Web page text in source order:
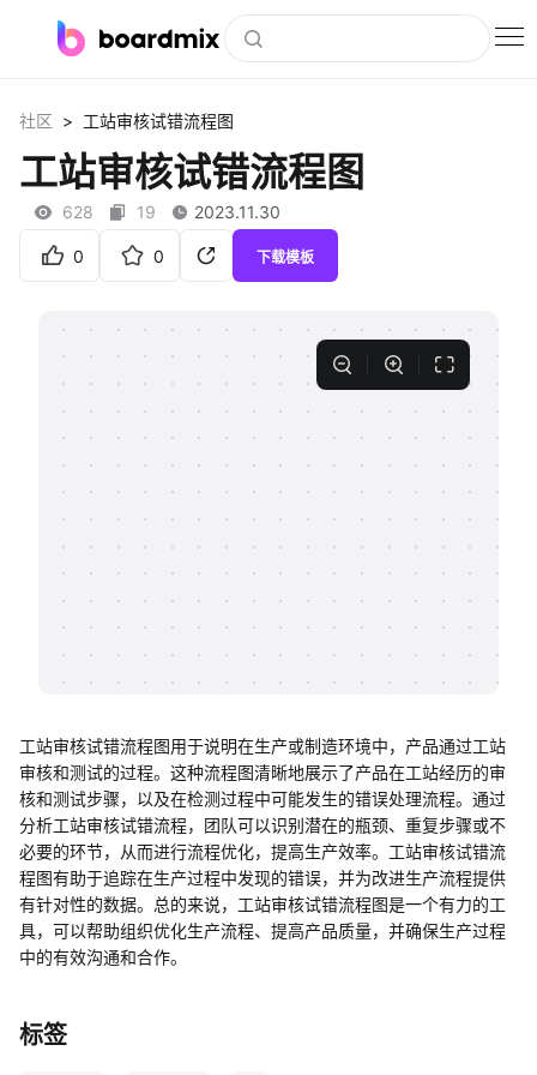
社区资源
下载
私有化部署
客户案例
帮助中心
社区 > 工站审核试错流程图
工站审核试错流程图
628 19 2023.11.30
0 0 下载模板
工站审核试错流程图用于说明在生产或制造环境中，产品通过工站
审核和测试的过程。这种流程图清晰地展示了产品在工站经历的审
核和测试步骤，以及在检测过程中可能发生的错误处理流程。通过
分析工站审核试错流程，团队可以识别潜在的瓶颈、重复步骤或不
必要的环节，从而进行流程优化，提高生产效率。工站审核试错流
程图有助于追踪在生产过程中发现的错误，并为改进生产流程提供
有针对性的数据。总的来说，工站审核试错流程图是一个有力的工
具，可以帮助组织优化生产流程、提高产品质量，并确保生产过程
中的有效沟通和合作。
标签